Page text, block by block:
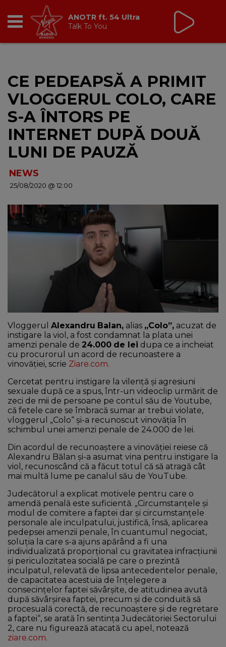
BREAKFAST
TIC TALK
CÂȘTIGĂ
DANCEFLOOR CHART
RADIO ACADEMY
CONTUL MEU
Virgin Radio Music de
Weekend
08:00 - 12:00
CE PEDEAPSĂ A PRIMIT
VLOGGERUL COLO, CARE
S-A ÎNTORS PE
INTERNET DUPĂ DOUĂ
LUNI DE PAUZĂ
NEWS
25/08/2020 @ 12:00
Vloggerul Alexandru Balan, alias „Colo”, acuzat de
instigare la viol, a fost condamnat la plata unei
amenzi penale de 24.000 de lei dupa ce a incheiat
cu procurorul un acord de recunoastere a
vinovăției, scrie Ziare.com.
Cercetat pentru instigare la vilenţă şi agresiuni
sexuale după ce a spus, într-un videoclip urmărit de
zeci de mii de persoane pe contul său de Youtube,
că fetele care se îmbracă sumar ar trebui violate,
vloggerul „Colo“ şi-a recunoscut vinovăţia în
schimbul unei amenzi penale de 24.000 de lei.
Din acordul de recunoaştere a vinovăţiei reiese că
Alexandru Bălan şi-a asumat vina pentru instigare la
viol, recunoscând că a făcut totul că să atragă cât
mai multă lume pe canalul său de YouTube.
Judecătorul a explicat motivele pentru care o
amendă penală este suficientă. „Circumstanţele şi
modul de comitere a faptei dar şi circumstanţele
personale ale inculpatului, justifică, însă, aplicarea
pedepsei amenzii penale, în cuantumul negociat,
soluţia la care s-a ajuns apărând a fi una
individualizată proporţional cu gravitatea infracţiunii
şi periculozitatea socială pe care o prezintă
inculpatul, relevată de lipsa antecedentelor penale,
de capacitatea acestuia de înţelegere a
consecinţelor faptei săvârşite, de atitudinea avută
după săvârşirea faptei, precum şi de conduită să
procesuală corectă, de recunoaştere şi de regretare
a faptei“, se arată în sentinţa Judecătoriei Sectorului
2, care nu figurează atacată cu apel, notează
ziare.com.